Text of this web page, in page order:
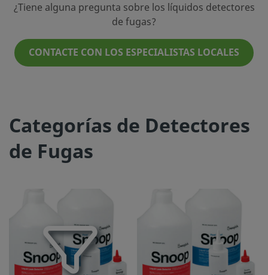
¿Tiene alguna pregunta sobre los líquidos detectores
de fugas?
CONTACTE CON LOS ESPECIALISTAS LOCALES
Categorías de Detectores
de Fugas